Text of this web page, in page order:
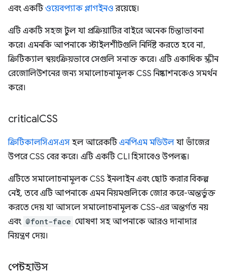
এবং একটিওয়েবপ্যাক প্লাগইনও রয়েছে।
এটি একটি সহজ টুল যা প্রক্রিয়াটির বাইরে অনেক চিন্তাভাবনা
করে। এমনকি আপনাকে স্টাইলশীটগুলি নির্দিষ্ট করতে হবে না,
ক্রিটিক্যাল স্বয়ংক্রিয়ভাবে সেগুলি সনাক্ত করে। এটি একাধিক স্ক্রীন
রেজোলিউশনের জন্য সমালোচনামূলক CSS নিষ্কাশনকেও সমর্থন
করে।
criticalCSS
ক্রিটিকালসিএসএস হল আরেকটিএনপিএম মডিউল যা ভাঁজের
উপরে CSS বের করে। এটি একটি CLI হিসাবেও উপলব্ধ।
এটিতে সমালোচনামূলক CSS ইনলাইন এবং ছোট করার বিকল্প
নেই, তবে এটি আপনাকে এমন নিয়মগুলিকে জোর করে-অন্তর্ভুক্ত
করতে দেয় যা আসলে সমালোচনামূলক CSS-এর অন্তর্গত নয়
এবং @font-face ঘোষণা সহ আপনাকে আরও দানাদার
নিয়ন্ত্রণ দেয়।
পেন্টহাউস